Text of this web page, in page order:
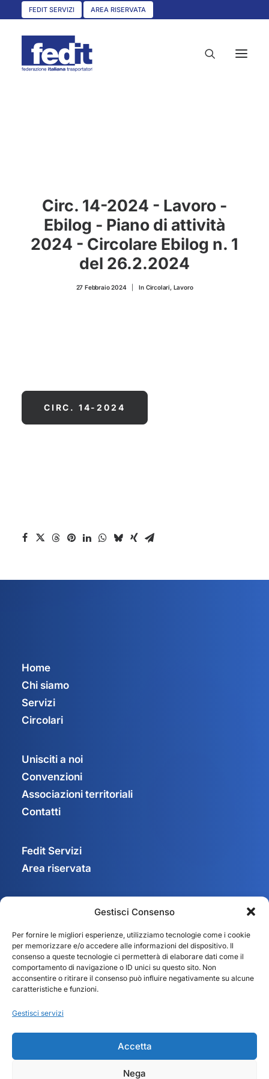
Gestisci Consenso
Per fornire le migliori esperienze, utilizziamo tecnologie come i cookie
per memorizzare e/o accedere alle informazioni del dispositivo. Il
consenso a queste tecnologie ci permetterà di elaborare dati come il
comportamento di navigazione o ID unici su questo sito. Non
acconsentire o ritirare il consenso può influire negativamente su alcune
caratteristiche e funzioni.
Gestisci servizi
Accetta
Nega
FEDIT SERVIZI AREA RISERVATA
UNISCITI A NOI
CONVENZIONI
ASSOCIAZIONI TERRITORIALI
Circ. 14-2024 - Lavoro -
Ebilog - Piano di attività
2024 - Circolare Ebilog n. 1
del 26.2.2024
27 Febbraio 2024 In Circolari, Lavoro
CIRC. 14-2024
Home
Chi siamo
Servizi
Circolari
Unisciti a noi
Convenzioni
Associazioni territoriali
Contatti
Fedit Servizi
Area riservata
Cookie Policy
Gestisci consenso
© 2025 Fedit – Federazione Italiana Trasportatori